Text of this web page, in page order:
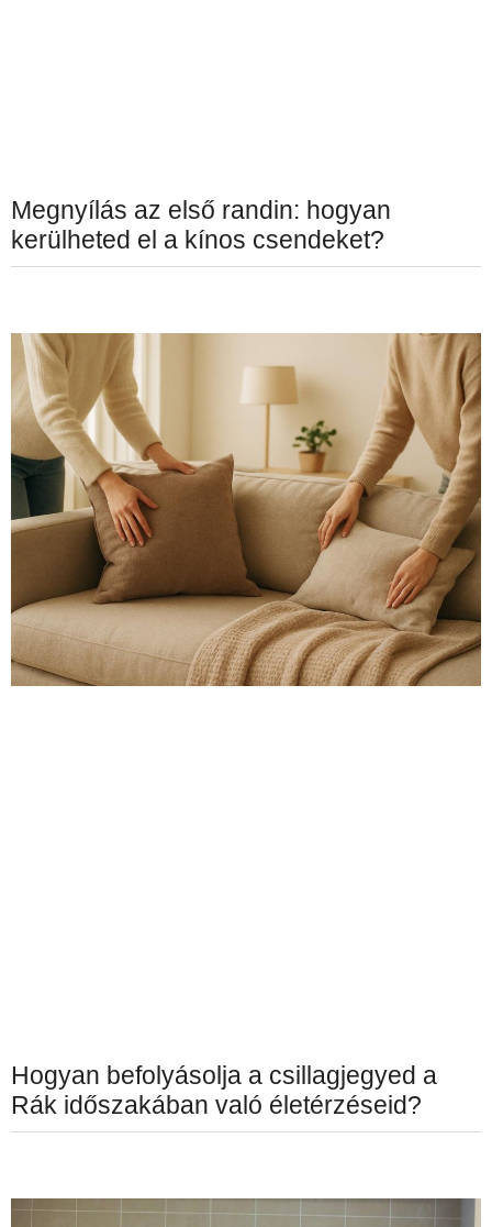
Megnyílás az első randin: hogyan
kerülheted el a kínos csendeket?
Hogyan befolyásolja a csillagjegyed a
Rák időszakában való életérzéseid?